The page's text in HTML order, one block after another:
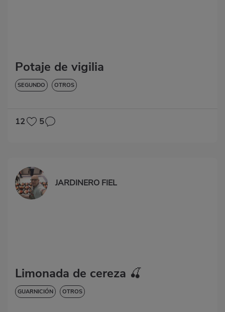
Potaje de vigilia
SEGUNDO OTROS
12 5
JARDINERO FIEL
Limonada de cereza 🍒
GUARNICIÓN OTROS